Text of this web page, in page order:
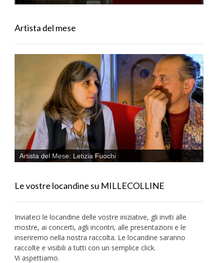
Artista del mese
Artista del Mese: Letizia Fuochi
Le vostre locandine su MILLECOLLINE
Inviateci le locandine delle vostre iniziative, gli inviti alle
mostre, ai concerti, agli incontri, alle presentazioni e le
inseriremo nella nostra raccolta. Le locandine saranno
raccolte e visibili a tutti con un semplice click.
Vi aspettiamo.